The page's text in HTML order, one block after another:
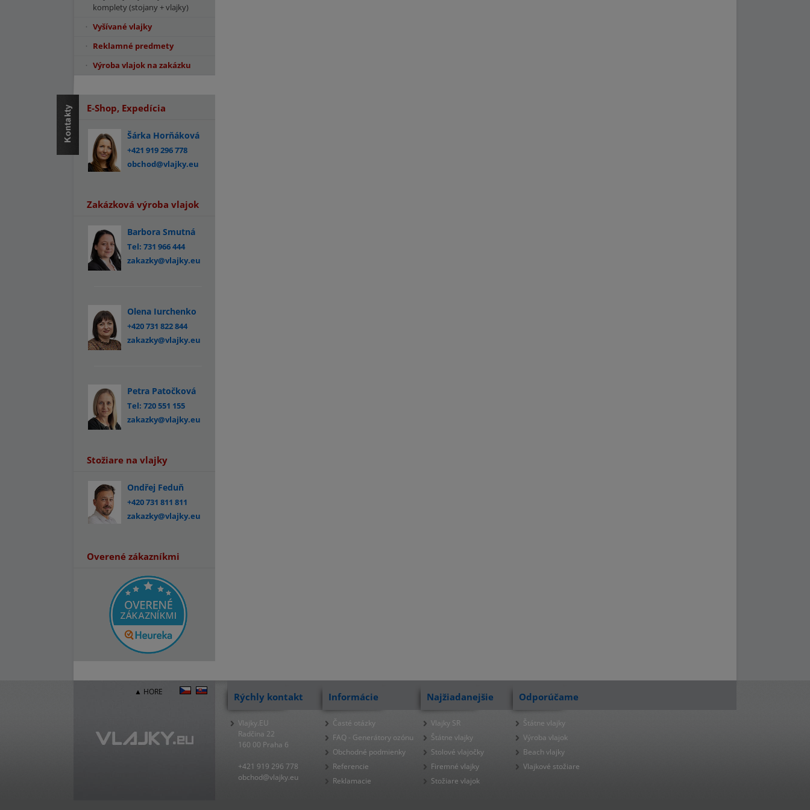
komplety (stojany + vlajky)
Vyšívané vlajky
Reklamné predmety
Výroba vlajok na zakázku
E-Shop, Expedícia
Šárka Horňáková
+421 919 296 778
obchod@vlajky.eu
Zakázková výroba vlajok
Barbora Smutná
Tel: 731 966 444
zakazky@vlajky.eu
Olena Iurchenko
+420 731 822 844
zakazky@vlajky.eu
Petra Patočková
Tel: 720 551 155
zakazky@vlajky.eu
Stožiare na vlajky
Ondřej Feduň
+420 731 811 811
zakazky@vlajky.eu
Overené zákazníkmi
▲ HORE Rýchly kontakt
Vlajky.EU
Radčina 22
160 00 Praha 6
+421 919 296 778
obchod@vlajky.eu
Informácie
Časté otázky
FAQ - Generátory ozónu
Obchodné podmienky
Referencie
Reklamacie
Najžiadanejšie
Vlajky SR
Štátne vlajky
Stolové vlajočky
Firemné vlajky
Stožiare vlajok
Odporúčame
Štátne vlajky
Výroba vlajok
Beach vlajky
Vlajkové stožiare